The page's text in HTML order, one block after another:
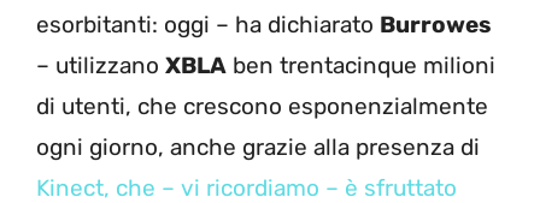
esorbitanti: oggi – ha dichiarato Burrowes
– utilizzano XBLA ben trentacinque milioni
di utenti, che crescono esponenzialmente
ogni giorno, anche grazie alla presenza di
Kinect, che – vi ricordiamo – è sfruttato